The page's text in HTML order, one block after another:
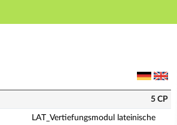
Hauptnavigation
lateinische
5 CP
LAT_Vertiefungsmodul lateinische